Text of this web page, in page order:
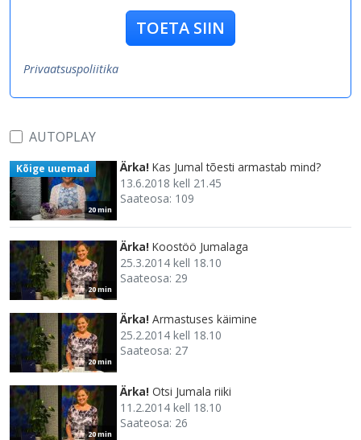
TOETA SIIN
Privaatsuspoliitika
AUTOPLAY
20 min
Kõige uuemad Ärka! Kas Jumal tõesti armastab mind?
13.6.2018 kell 21.45
Saateosa: 109
20 min
Ärka! Koostöö Jumalaga
25.3.2014 kell 18.10
Saateosa: 29
20 min
Ärka! Armastuses käimine
25.2.2014 kell 18.10
Saateosa: 27
20 min
Ärka! Otsi Jumala riiki
11.2.2014 kell 18.10
Saateosa: 26